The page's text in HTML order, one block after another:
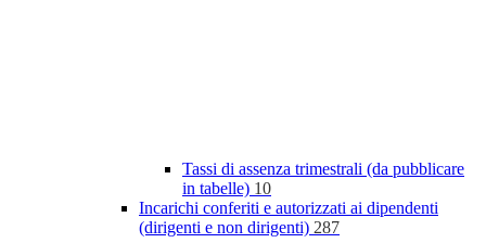
Tassi di assenza trimestrali (da pubblicare
in tabelle) 10
Incarichi conferiti e autorizzati ai dipendenti
(dirigenti e non dirigenti) 287